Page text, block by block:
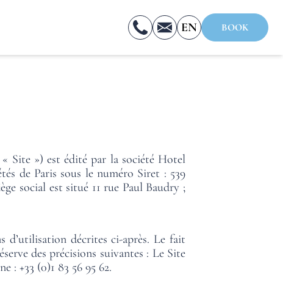
EN
FR
BOOK
« Site ») est édité par la société Hotel
de Paris sous le numéro Siret : 539
social est situé 11 rue Paul Baudry ;
d’utilisation décrites ci-après. Le fait
des précisions suivantes : Le Site
: +33 (0)1 83 56 95 62.